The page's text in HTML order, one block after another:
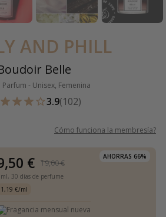
AND PHILL
Belle
Parfum - Unisex, Femenina
3.9(102)
Cómo funciona la membresía?
AHORRAS 66%
€ 19,00 €
30 días de perfume
1,19 €/ml
Fragancia mensual nueva